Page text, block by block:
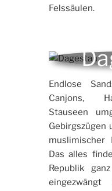
Felssäulen.
Endlose
Canjons,
Stauseen
Gebirgszügen
Das alles
Republik
eingezwängt